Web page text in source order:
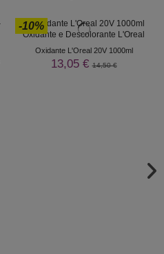
-10%
Oxidante L'Oreal 20V 1000ml
13,05 €14,50 €